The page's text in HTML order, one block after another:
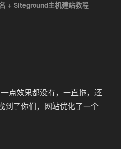
+ Siteground主机建站教程
点效果都没有，一直拖，还
到了你们，网站优化了一个